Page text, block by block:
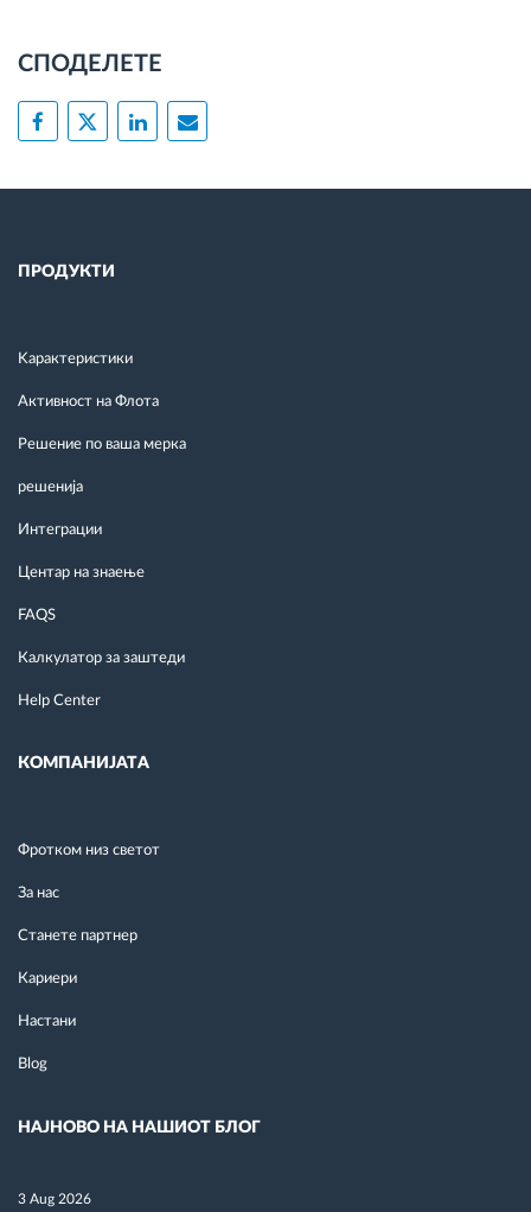
СПОДЕЛЕТЕ
ПРОДУКТИ
Kарактеристики
Активност на Флота
Решение по ваша мерка
решенија
Интеграции
Центар на знаење
FAQS
Калкулатор за заштеди
Help Center
КОМПАНИЈАТА
Фротком низ светот
За нас
Станете партнер
Кариери
Настани
Blog
НАЈНОВО НА НАШИОТ БЛОГ
3 Aug 2026